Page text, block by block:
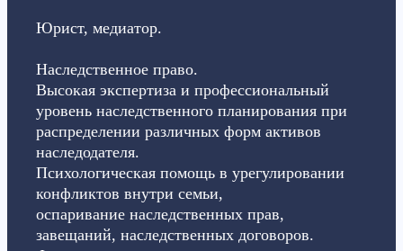
Юрист, медиатор.
Наследственное право.
Высокая экспертиза и профессиональный
уровень наследственного планирования при
распределении различных форм активов
наследодателя.
Психологическая помощь в урегулировании
конфликтов внутри семьи,
оспаривание наследственных прав,
завещаний, наследственных договоров.